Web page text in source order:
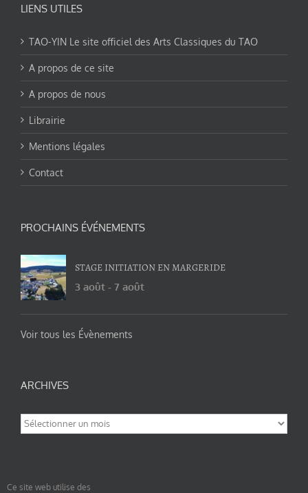
LIENS UTILES
TAO-YIN Le site officiel des Arts Classiques du TAO
A propos de ce site
A propos de nous
Librairie
Mentions légales
Contact
PROCHAINS ÉVÉNEMENTS
STAGE INITIATION EN MARGERIDE
3 août - 7 août
Voir tous les Évènements
ARCHIVES
Archives
Ce site web utilise des